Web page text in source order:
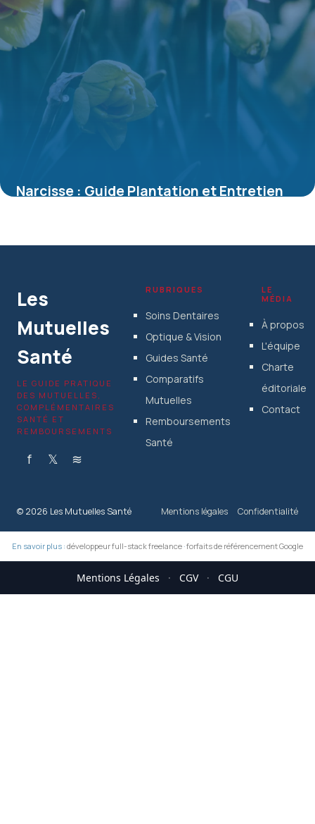
Narcisse : Guide Plantation et Entretien
Les
Mutuelles
Santé
LE GUIDE PRATIQUE
DES MUTUELLES,
COMPLÉMENTAIRES
SANTÉ ET
REMBOURSEMENTS
f 𝕏 ≋
RUBRIQUES
Soins Dentaires
Optique & Vision
Guides Santé
Comparatifs
Mutuelles
Remboursements
Santé
LE
MÉDIA
À propos
L'équipe
Charte
éditoriale
Contact
© 2026 Les Mutuelles Santé Mentions légales Confidentialité
En savoir plus : développeur full-stack freelance·forfaits de référencement Google
Mentions Légales · CGV · CGU